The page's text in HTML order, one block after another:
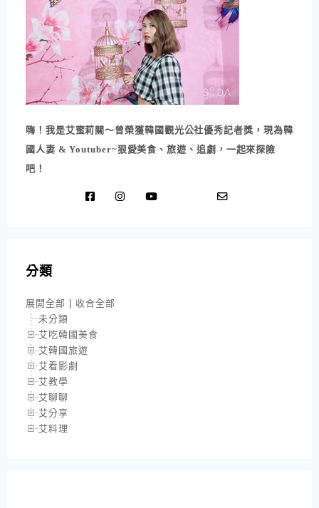
嗨！我是艾蜜莉關～曾榮獲韓國觀光公社優秀記者獎，現為韓
國人妻 & Youtuber~狠愛美食、旅遊、追劇，一起來探險
吧！
分類
展開全部 | 收合全部
未分類
艾吃韓國美食
艾韓國旅遊
艾看影劇
艾教學
艾聊聊
艾分享
艾料理